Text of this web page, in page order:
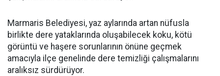
Marmaris Belediyesi, yaz aylarında artan nüfusla
birlikte dere yataklarında oluşabilecek koku, kötü
görüntü ve haşere sorunlarının önüne geçmek
amacıyla ilçe genelinde dere temizliği çalışmalarını
aralıksız sürdürüyor.